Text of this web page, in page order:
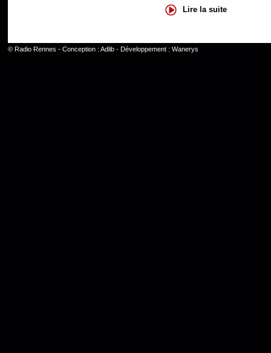
Lire la suite
© Radio Rennes - Conception : Adlib- Développement : Wanerys